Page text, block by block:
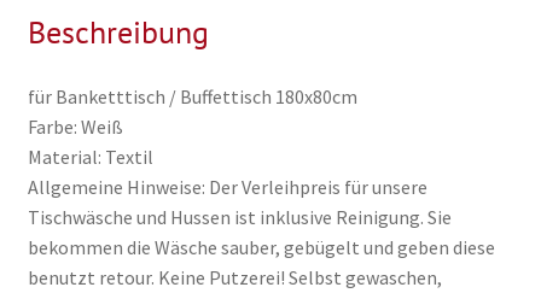
Beschreibung
für Banketttisch / Buffettisch 180x80cm
Farbe: Weiß
Material: Textil
Allgemeine Hinweise: Der Verleihpreis für unsere
Tischwäsche und Hussen ist inklusive Reinigung. Sie
bekommen die Wäsche sauber, gebügelt und geben diese
benutzt retour. Keine Putzerei! Selbst gewaschen,